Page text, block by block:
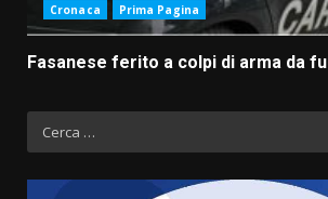
Cronaca Prima Pagina
Fasanese ferito a colpi di arma da
Ricerca
per: